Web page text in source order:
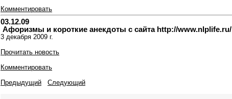
Комментировать
03.12.09
Афоризмы и короткие анекдоты с сайта http://www.nlplife.ru/
3 декабря 2009 г.
Прочитать новость
Комментировать
Предыдущий
Следующий